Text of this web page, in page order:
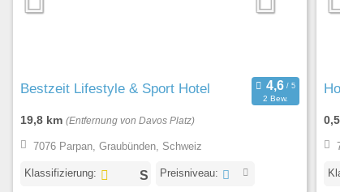
Bestzeit Lifestyle & Sport Hotel
2 Bew.
19,8 km (Entfernung von Davos Platz)
7076 Parpan, Graubünden, Schweiz
Klassifizierung: Preisniveau: